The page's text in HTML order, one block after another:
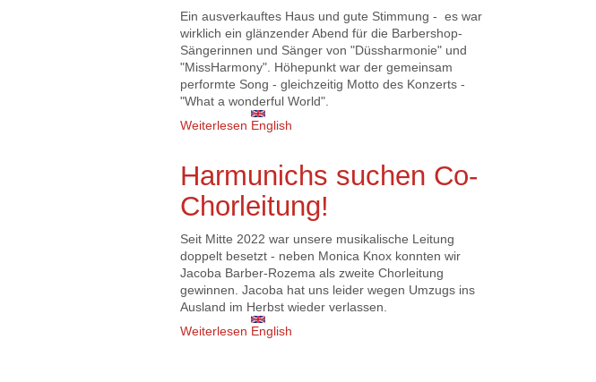
Ein ausverkauftes Haus und gute Stimmung - es war
wirklich ein glänzender Abend für die Barbershop-
Sängerinnen und Sänger von "Düssharmonie" und
"MissHarmony". Höhepunkt war der gemeinsam
performte Song - gleichzeitig Motto des Konzerts -
"What a wonderful World".
Weiterlesen über What a wonderful World - gemeinsames
English
Harmunichs suchen Co-
Chorleitung!
Seit Mitte 2022 war unsere musikalische Leitung
doppelt besetzt - neben Monica Knox konnten wir
Jacoba Barber-Rozema als zweite Chorleitung
gewinnen. Jacoba hat uns leider wegen Umzugs ins
Ausland im Herbst wieder verlassen.
Weiterlesen über Harmunichs suchen Co-Chorleitung!
English